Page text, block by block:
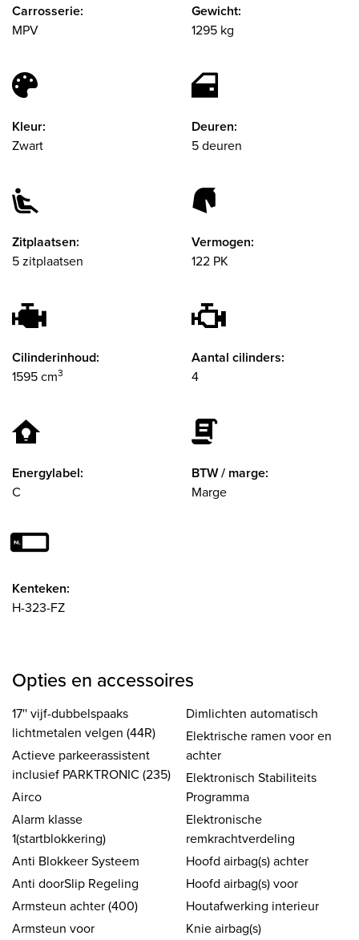
Carrosserie:
MPV
Gewicht:
1295 kg
Kleur:
Zwart
Deuren:
5 deuren
Zitplaatsen:
5 zitplaatsen
Vermogen:
122 PK
Cilinderinhoud:
1595 cm3
Aantal cilinders:
4
Energylabel:
C
BTW / marge:
Marge
Kenteken:
H-323-FZ
Opties en accessoires
17'' vijf-dubbelspaaks
lichtmetalen velgen (44R)
Actieve parkeerassistent
inclusief PARKTRONIC (235)
Airco
Alarm klasse
1(startblokkering)
Anti Blokkeer Systeem
Anti doorSlip Regeling
Armsteun achter (400)
Armsteun voor
Dimlichten automatisch
Elektrische ramen voor en
achter
Elektronisch Stabiliteits
Programma
Elektronische
remkrachtverdeling
Hoofd airbag(s) achter
Hoofd airbag(s) voor
Houtafwerking interieur
Knie airbag(s)